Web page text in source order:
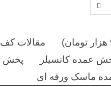
مقالات کف
عمده کانسیلر
پخش
ماسک ورقه ای